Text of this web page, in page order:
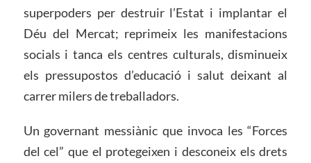
superpoders per destruir l’Estat i implantar el
Déu del Mercat; reprimeix les manifestacions
socials i tanca els centres culturals, disminueix
els pressupostos d’educació i salut deixant al
carrer milers de treballadors.
Un governant messiànic que invoca les “Forces
del cel” que el protegeixen i desconeix els drets